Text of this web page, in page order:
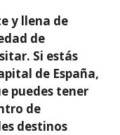
y llena de
de
Si estás
de España,
puedes tener
de
destinos